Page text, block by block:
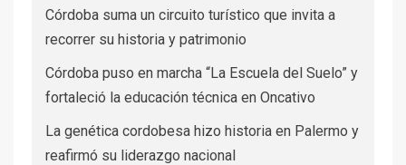
Córdoba suma un circuito turístico que invita a
recorrer su historia y patrimonio
Córdoba puso en marcha “La Escuela del Suelo” y
fortaleció la educación técnica en Oncativo
La genética cordobesa hizo historia en Palermo y
reafirmó su liderazgo nacional